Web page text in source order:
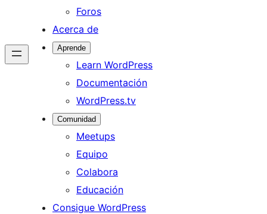
Foros
Acerca de
Aprende
Learn WordPress
Documentación
WordPress.tv
Comunidad
Meetups
Equipo
Colabora
Educación
Consigue WordPress